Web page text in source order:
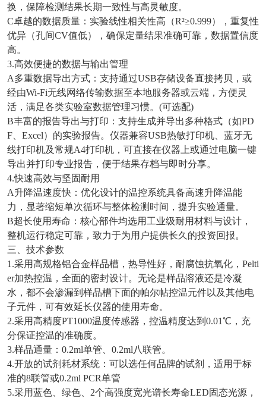
换，保障检测结果长期一致性与高灵敏度。
C卓越的数据质量：实验线性相关性高（R²≥0.999），重复性
优异（孔间CV值低），确保定量结果准确可靠，数据置信度
高。
3.高效便捷的数据与输出管理
A多重数据导出方式：支持通过USB存储设备直接拷贝，或
经由Wi-Fi无线网络传输数据至本地服务器或云端，方便灵
活，满足各类实验室数据管理习惯。(可选配)
B丰富的报告导出与打印：支持生成并导出多种格式（如PD
F、Excel）的实验报告。仪器兼容USB热敏打印机、蓝牙无
线打印机及常规A4打印机，可直接在仪器上或通过电脑一键
导出并打印专业报告，便于结果存档与即时分享。
4.快速高效与坚固耐用
A升降温速度快：优化设计的温控系统具备高速升降温能
力，显著缩短单次循环与整体检测时间，提升实验通量。
B超长使用寿命：核心部件均选用工业级耐用材料与设计，
整机运行稳定可靠，致力于为用户提供长久的投资回报。
三、技术参数
1.采用高规格铝合金样品槽，热导性好，耐腐蚀抗氧化，Pelti
er加热控温，全面的密封设计。无论是样品溶液还是冷凝
水，都不会渗漏到样品槽下面的帕尔帖控温元件以及其他电
子元件，可有效延长仪器的使用寿命。
2.采用高精度PT1000温度传感器，控温精度达到0.01℃，充
分保证控温的准确度。
3.样品通量：0.2ml单管、0.2ml八联管。
4.开放的试剂耗材系统：可以选任何品牌的试剂，适用于标
准的8联管或0.2ml PCR单管
5.采用蓝色、绿色、2个高强度宽光谱长寿命LED固态光源，